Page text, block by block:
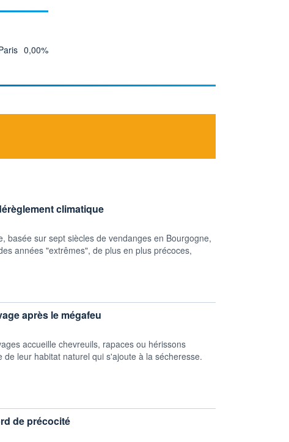
0,00%
climatique
basée sur sept siècles de vendanges en Bourgogne,
années "extrêmes", de plus en plus précoces,
après le mégafeu
accueille chevreuils, rapaces ou hérissons
leur habitat naturel qui s'ajoute à la sécheresse.
de précocité